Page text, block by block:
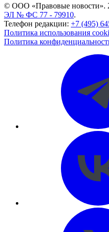
© ООО «Правовые новости».
ЭЛ № ФС 77 - 79910.
Телефон редакции: +7 (495)
Политика использования
Политика